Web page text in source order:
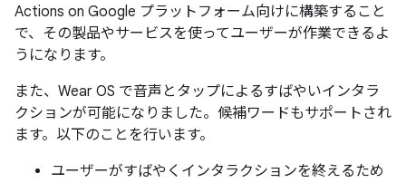
Actions on Google プラットフォーム向けに構築すること
で、その製品やサービスを使ってユーザーが作業できるよ
うになります。
また、Wear OS で音声とタップによるすばやいインタラ
クションが可能になりました。候補ワードもサポートされ
ます。以下のことを行います。
ユーザーがすばやくインタラクションを終えるため